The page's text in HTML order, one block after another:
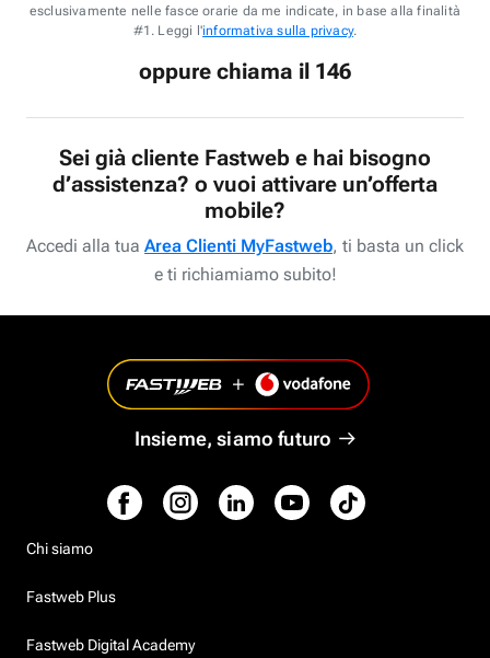
esclusivamente nelle fasce orarie da me indicate, in base alla finalità
#1. Leggi l'informativa sulla privacy.
oppure chiama il 146
Sei già cliente Fastweb e hai bisogno
d’assistenza? o vuoi attivare un’offerta
mobile?
Accedi alla tua Area Clienti MyFastweb, ti basta un click
e ti richiamiamo subito!
Insieme, siamo futuro
Chi siamo
Fastweb Plus
Fastweb Digital Academy